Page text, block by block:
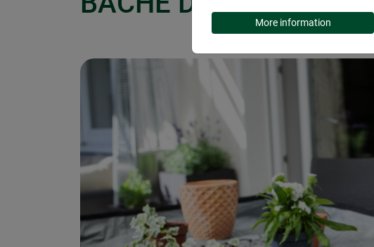
More information